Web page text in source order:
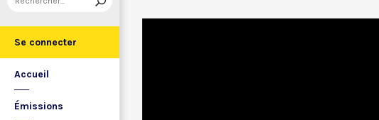
Se connecter
Accueil
Émissions